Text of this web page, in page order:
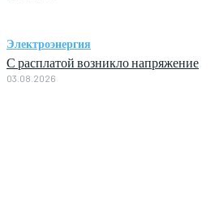
Электроэнергия
С расплатой возникло напряжение
03.08.2026